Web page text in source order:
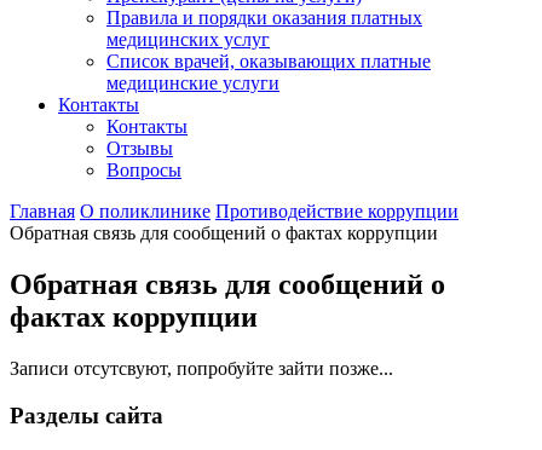
Правила и порядки оказания платных
медицинских услуг
Список врачей, оказывающих платные
медицинские услуги
Контакты
Контакты
Отзывы
Вопросы
Главная О поликлинике Противодействие коррупции
Обратная связь для сообщений о фактах коррупции
Обратная связь для сообщений о
фактах коррупции
Записи отсутсвуют, попробуйте зайти позже...
Разделы сайта